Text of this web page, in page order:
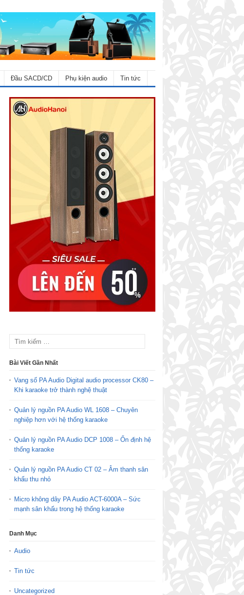
Đầu SACD/CD Phụ kiện audio Tin tức
Bài Viết Gần Nhất
Vang số PA Audio Digital audio processor CK80 –
Khi karaoke trở thành nghệ thuật
Quản lý nguồn PA Audio WL 1608 – Chuyên
nghiệp hơn với hệ thống karaoke
Quản lý nguồn PA Audio DCP 1008 – Ổn định hệ
thống karaoke
Quản lý nguồn PA Audio CT 02 – Âm thanh sân
khấu thu nhỏ
Micro không dây PA Audio ACT-6000A – Sức
mạnh sân khấu trong hệ thống karaoke
Danh Mục
Audio
Tin tức
Uncategorized